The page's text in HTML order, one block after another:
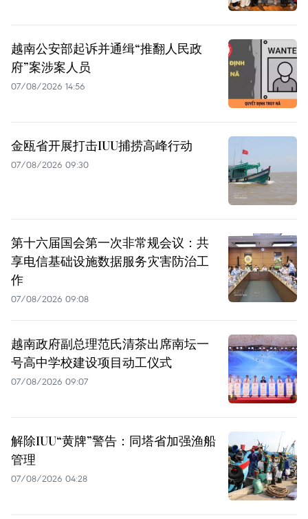
越南公安部起诉并通缉“推翻人民政
府”案涉案人员
07/08/2026 14:56
金瓯省开展打击IUU捕捞高峰行动
07/08/2026 09:30
第十六届国会第一次非常规会议：共
享电信基础设施数据服务灾害防治工
作
07/08/2026 09:08
越南政府副总理范氏清茶出席南坛一
号高中学校建设项目动工仪式
07/08/2026 09:07
解除IUU“黄牌”警告：同塔省加强渔船
管理
07/08/2026 04:28